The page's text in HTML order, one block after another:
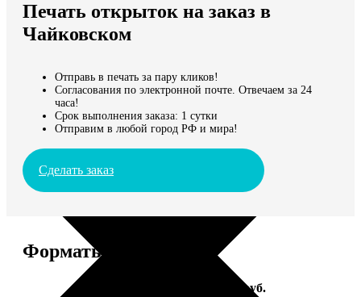
Мы доставляем по всему миру
Продолжить без города
Печать открыток на заказ в
Чайковском
Отправь в печать за пару кликов!
Согласования по электронной почте. Отвечаем за 24
часа!
Срок выполнения заказа: 1 сутки
Отправим в любой город РФ и мира!
Сделать заказ
Форматы и цены
Цена, руб.